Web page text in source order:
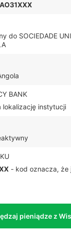
do SOCIEDADE
BANK
instytucji
- kod oznacza, że
pieniądze z